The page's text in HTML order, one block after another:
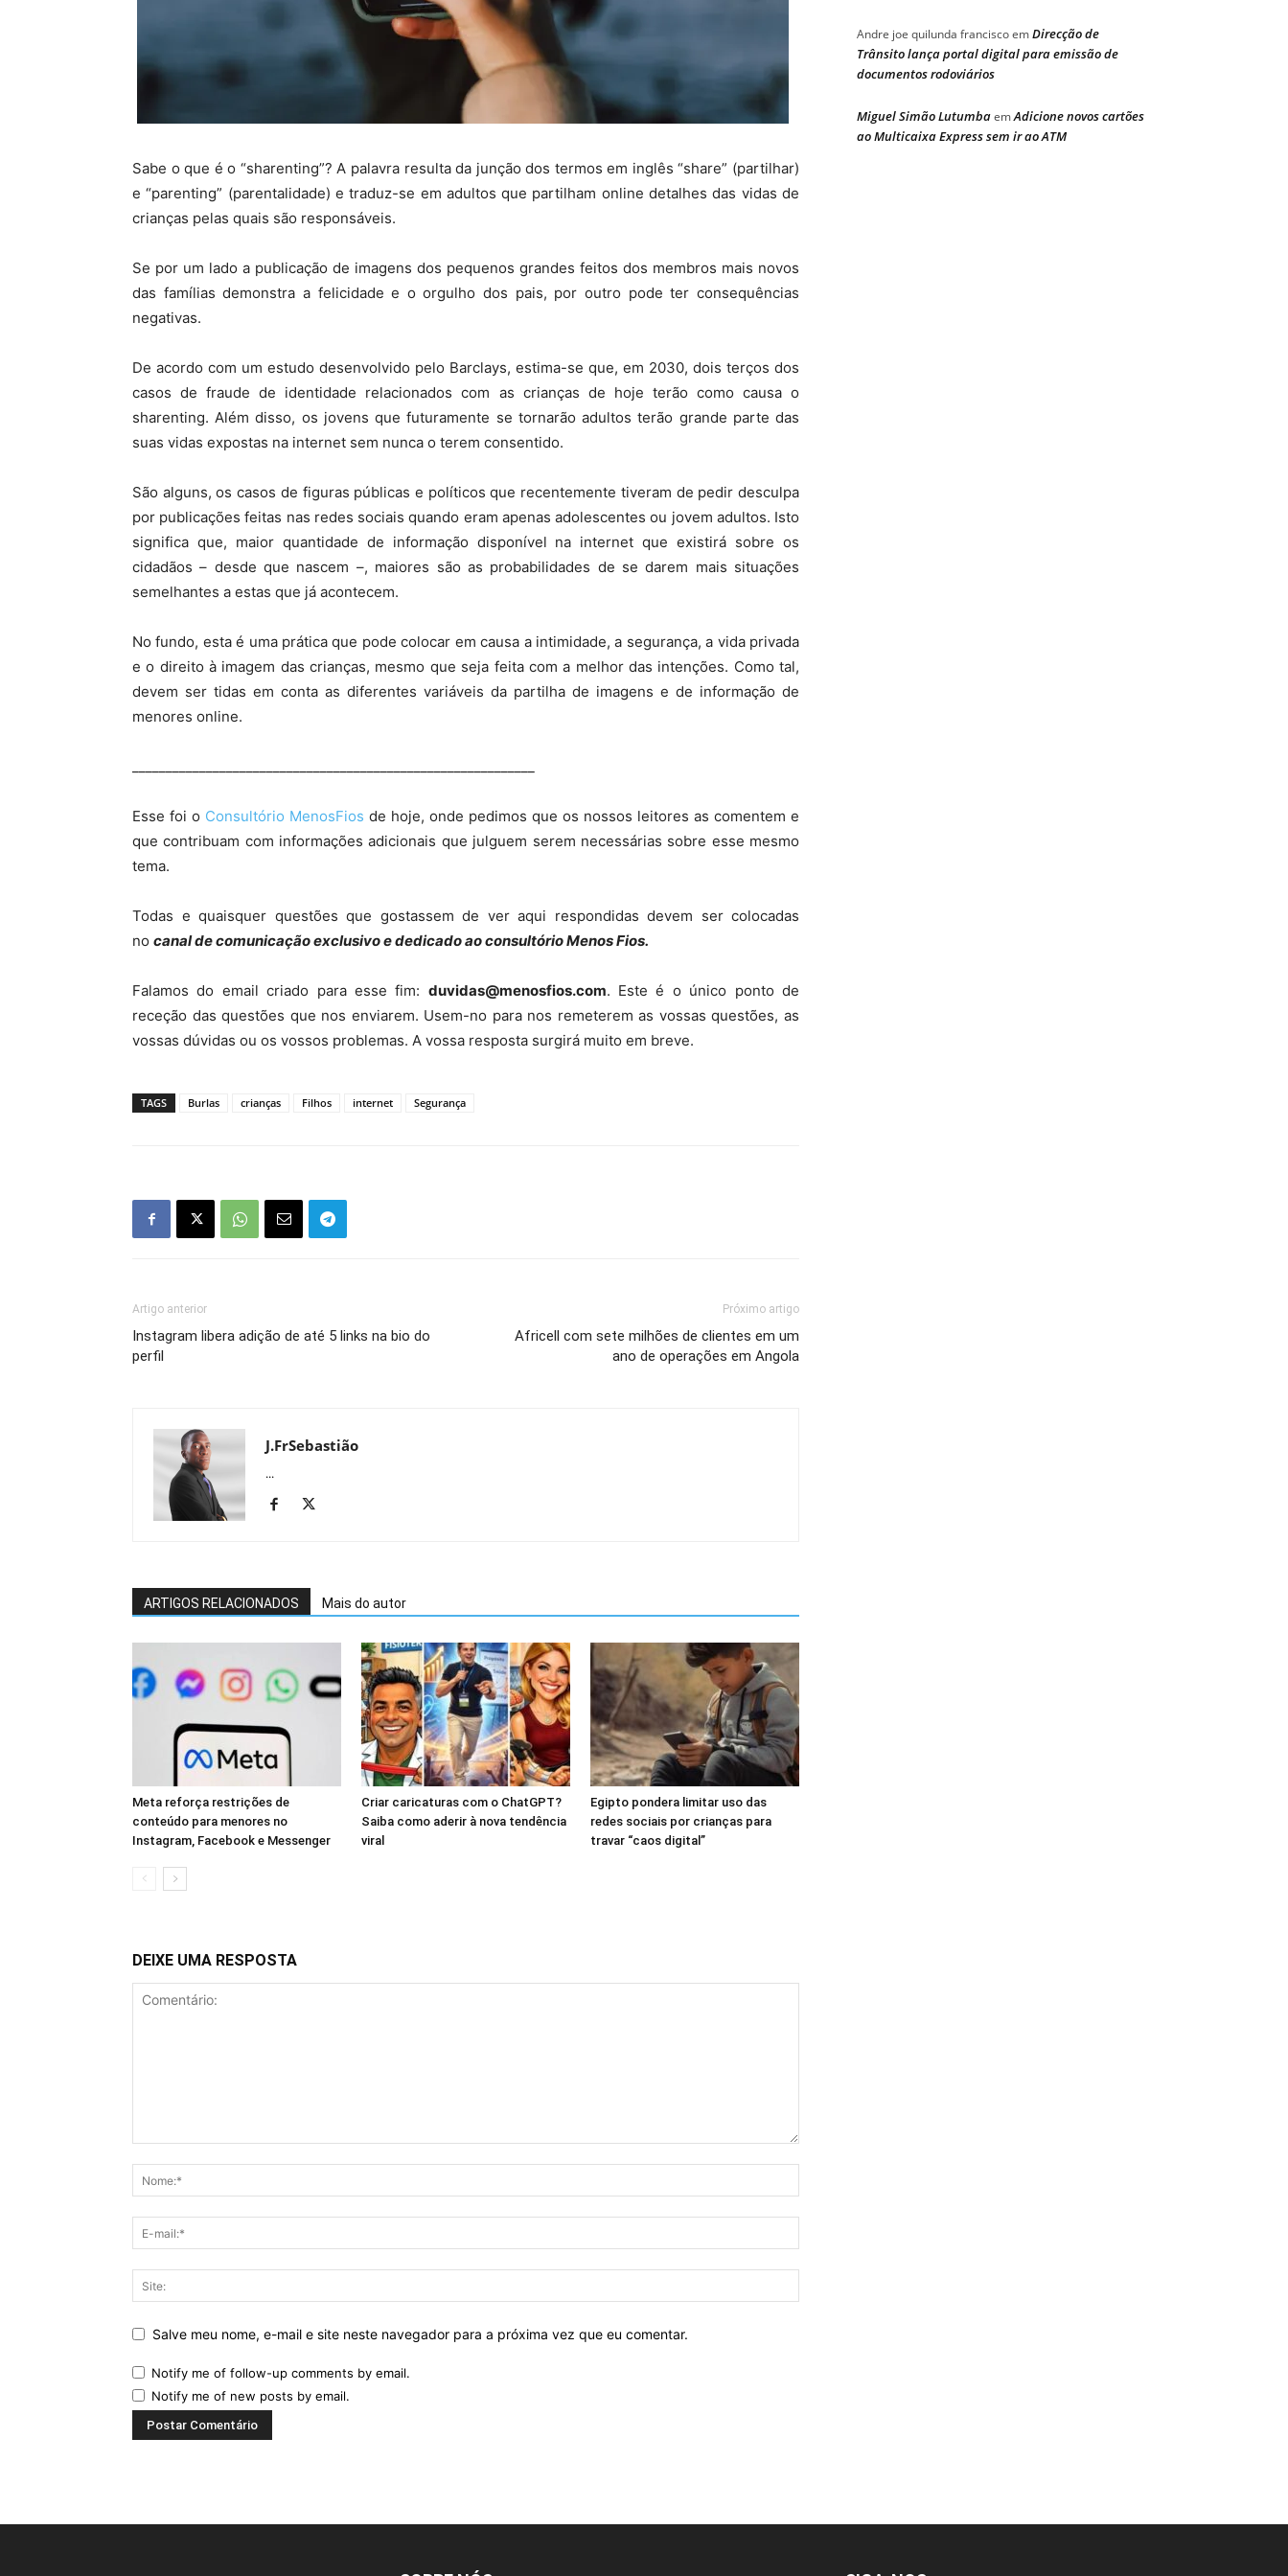
Sabe o que é o “sharenting”? A palavra resulta da junção dos termos em inglês “share” (partilhar)
e “parenting” (parentalidade) e traduz-se em adultos que partilham online detalhes das vidas de
crianças pelas quais são responsáveis.
Se por um lado a publicação de imagens dos pequenos grandes feitos dos membros mais novos
das famílias demonstra a felicidade e o orgulho dos pais, por outro pode ter consequências
negativas.
De acordo com um estudo desenvolvido pelo Barclays, estima-se que, em 2030, dois terços dos
casos de fraude de identidade relacionados com as crianças de hoje terão como causa o
sharenting. Além disso, os jovens que futuramente se tornarão adultos terão grande parte das
suas vidas expostas na internet sem nunca o terem consentido.
São alguns, os casos de figuras públicas e políticos que recentemente tiveram de pedir desculpa
por publicações feitas nas redes sociais quando eram apenas adolescentes ou jovem adultos. Isto
significa que, maior quantidade de informação disponível na internet que existirá sobre os
cidadãos – desde que nascem –, maiores são as probabilidades de se darem mais situações
semelhantes a estas que já acontecem.
No fundo, esta é uma prática que pode colocar em causa a intimidade, a segurança, a vida privada
e o direito à imagem das crianças, mesmo que seja feita com a melhor das intenções. Como tal,
devem ser tidas em conta as diferentes variáveis da partilha de imagens e de informação de
menores online.
Esse foi o Consultório MenosFios de hoje, onde pedimos que os nossos leitores as comentem e
que contribuam com informações adicionais que julguem serem necessárias sobre esse mesmo
tema.
Todas e quaisquer questões que gostassem de ver aqui respondidas devem ser colocadas
no canal de comunicação exclusivo e dedicado ao consultório Menos Fios.
Falamos do email criado para esse fim: duvidas@menosfios.com. Este é o único ponto de
receção das questões que nos enviarem. Usem-no para nos remeterem as vossas questões, as
vossas dúvidas ou os vossos problemas. A vossa resposta surgirá muito em breve.
TAGS Burlas crianças Filhos internet Segurança
Artigo anterior
Instagram libera adição de até 5 links na bio do
perfil
Próximo artigo
Africell com sete milhões de clientes em um
ano de operações em Angola
J.FrSebastião
...
ARTIGOS RELACIONADOS Mais do autor
Meta reforça restrições de
conteúdo para menores no
Instagram, Facebook e Messenger
Criar caricaturas com o ChatGPT?
Saiba como aderir à nova tendência
viral
Egipto pondera limitar uso das
redes sociais por crianças para
travar “caos digital”
DEIXE UMA RESPOSTA
Salve meu nome, e-mail e site neste navegador para a próxima vez que eu comentar.
Notify me of follow-up comments by email.
Notify me of new posts by email.
Andre joe quilunda franciscoemDirecção de
Trânsito lança portal digital para emissão de
documentos rodoviários
Miguel Simão LutumbaemAdicione novos cartões
ao Multicaixa Express sem ir ao ATM